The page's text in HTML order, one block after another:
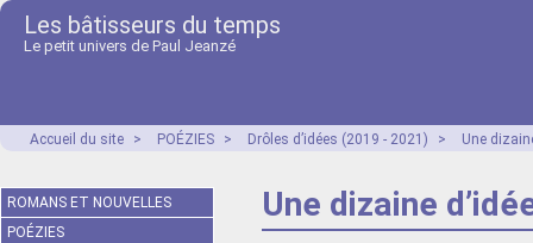
Les bâtisseurs du temps
Le petit univers de Paul Jeanzé
Accueil du site > POÉZIES > Drôles d’idées (2019 - 2021) > Une
Une dizaine
ROMANS ET NOUVELLES
POÉZIES